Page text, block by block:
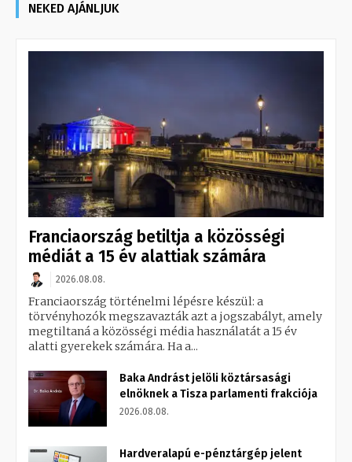
NEKED AJÁNLJUK
Franciaország betiltja a közösségi
médiát a 15 év alattiak számára
2026.08.08.
Franciaország történelmi lépésre készül: a
törvényhozók megszavazták azt a jogszabályt, amely
megtiltaná a közösségi média használatát a 15 év
alatti gyerekek számára. Ha a...
Baka Andrást jelöli köztársasági
elnöknek a Tisza parlamenti frakciója
2026.08.08.
Hardveralapú e-pénztárgép jelent